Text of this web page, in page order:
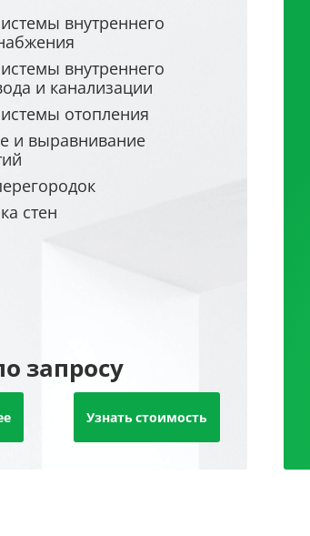
внутреннего
внутреннего
и канализации
отопления
и выравнивание
стен
запросу
Узнать стоимость